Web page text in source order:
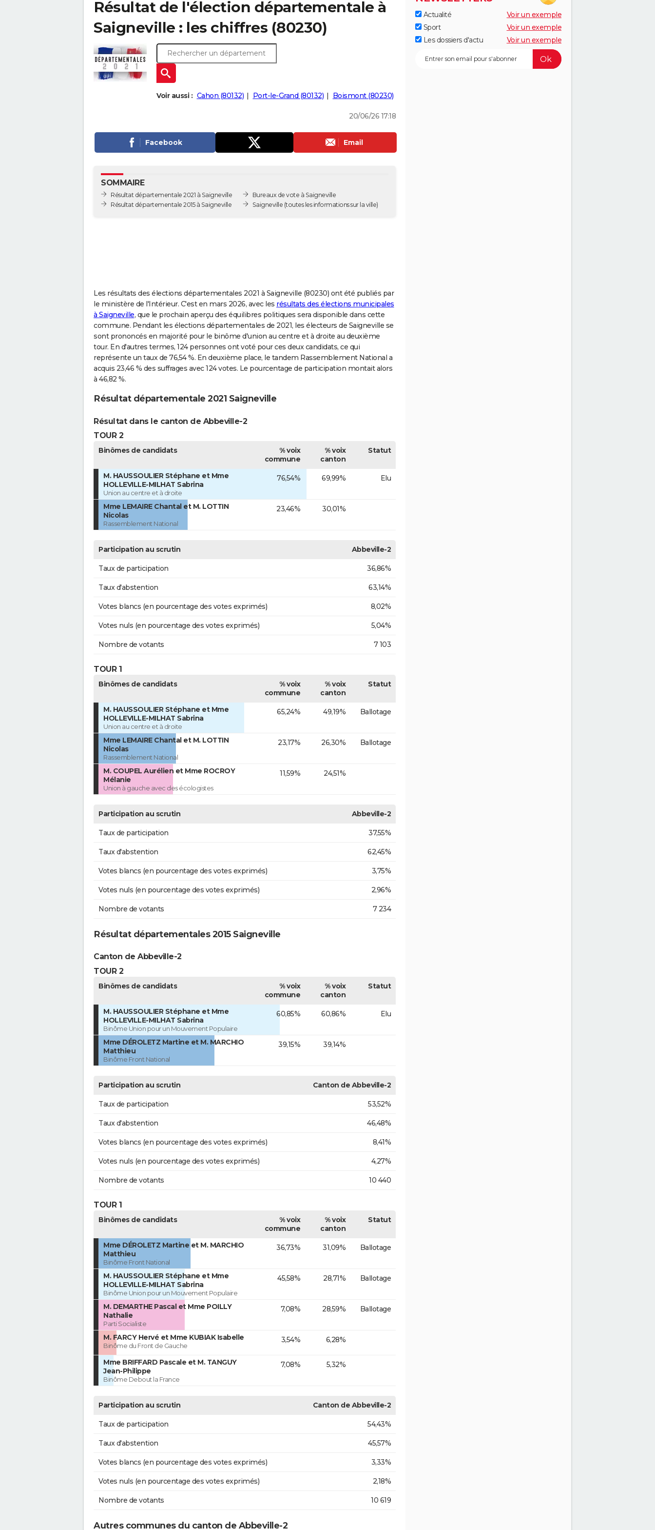
Résultat de l'élection départementale à
Saigneville : les chiffres (80230)
Voir aussi : Cahon (80132) Port-le-Grand (80132) Boismont (80230)
20/06/26 17:18
Facebook Email
SOMMAIRE
Résultat départementale 2021 à Saigneville
Résultat départementale 2015 à Saigneville
Bureaux de vote à Saigneville
Saigneville (toutes les informations sur la ville)
Les résultats des élections départementales 2021 à Saigneville (80230) ont été publiés par
le ministère de l'Intérieur. C'est en mars 2026, avec les résultats des élections municipales
à Saigneville, que le prochain aperçu des équilibres politiques sera disponible dans cette
commune. Pendant les élections départementales de 2021, les électeurs de Saigneville se
sont prononcés en majorité pour le binôme d'union au centre et à droite au deuxième
tour. En d'autres termes, 124 personnes ont voté pour ces deux candidats, ce qui
représente un taux de 76,54 %. En deuxième place, le tandem Rassemblement National a
acquis 23,46 % des suffrages avec 124 votes. Le pourcentage de participation montait alors
à 46,82 %.
Résultat départementale 2021 Saigneville
Résultat dans le canton de Abbeville-2
TOUR 2
Binômes de candidats
% voix
commune
% voix
canton
Statut
M. HAUSSOULIER Stéphane et Mme
HOLLEVILLE-MILHAT Sabrina
Union au centre et à droite
76,54% 69,99% Elu
Mme LEMAIRE Chantal et M. LOTTIN
Nicolas
Rassemblement National
23,46% 30,01%
Participation au scrutin Abbeville-2
Taux de participation 36,86%
Taux d'abstention 63,14%
Votes blancs (en pourcentage des votes exprimés) 8,02%
Votes nuls (en pourcentage des votes exprimés) 5,04%
Nombre de votants 7 103
TOUR 1
Binômes de candidats
% voix
commune
% voix
canton
Statut
M. HAUSSOULIER Stéphane et Mme
HOLLEVILLE-MILHAT Sabrina
Union au centre et à droite
65,24% 49,19% Ballotage
Mme LEMAIRE Chantal et M. LOTTIN
Nicolas
Rassemblement National
23,17% 26,30% Ballotage
M. COUPEL Aurélien et Mme ROCROY
Mélanie
Union à gauche avec des écologistes
11,59% 24,51%
Participation au scrutin Abbeville-2
Taux de participation 37,55%
Taux d'abstention 62,45%
Votes blancs (en pourcentage des votes exprimés) 3,75%
Votes nuls (en pourcentage des votes exprimés) 2,96%
Nombre de votants 7 234
Résultat départementales 2015 Saigneville
Canton de Abbeville-2
TOUR 2
Binômes de candidats
% voix
commune
% voix
canton
Statut
M. HAUSSOULIER Stéphane et Mme
HOLLEVILLE-MILHAT Sabrina
Binôme Union pour un Mouvement Populaire
60,85% 60,86% Elu
Mme DÉROLETZ Martine et M. MARCHIO
Matthieu
Binôme Front National
39,15% 39,14%
Participation au scrutin Canton de Abbeville-2
Taux de participation 53,52%
Taux d'abstention 46,48%
Votes blancs (en pourcentage des votes exprimés) 8,41%
Votes nuls (en pourcentage des votes exprimés) 4,27%
Nombre de votants 10 440
TOUR 1
Binômes de candidats
% voix
commune
% voix
canton
Statut
Mme DÉROLETZ Martine et M. MARCHIO
Matthieu
Binôme Front National
36,73% 31,09% Ballotage
M. HAUSSOULIER Stéphane et Mme
HOLLEVILLE-MILHAT Sabrina
Binôme Union pour un Mouvement Populaire
45,58% 28,71% Ballotage
M. DEMARTHE Pascal et Mme POILLY
Nathalie
Parti Socialiste
7,08% 28,59% Ballotage
M. FARCY Hervé et Mme KUBIAK Isabelle
Binôme du Front de Gauche
3,54% 6,28%
Mme BRIFFARD Pascale et M. TANGUY
Jean-Philippe
Binôme Debout la France
7,08% 5,32%
Participation au scrutin Canton de Abbeville-2
Taux de participation 54,43%
Taux d'abstention 45,57%
Votes blancs (en pourcentage des votes exprimés) 3,33%
Votes nuls (en pourcentage des votes exprimés) 2,18%
Nombre de votants 10 619
Autres communes du canton de Abbeville-2
Actualité
Voir un exemple
Sport
Voir un exemple
Les dossiers d'actu
Voir un exemple